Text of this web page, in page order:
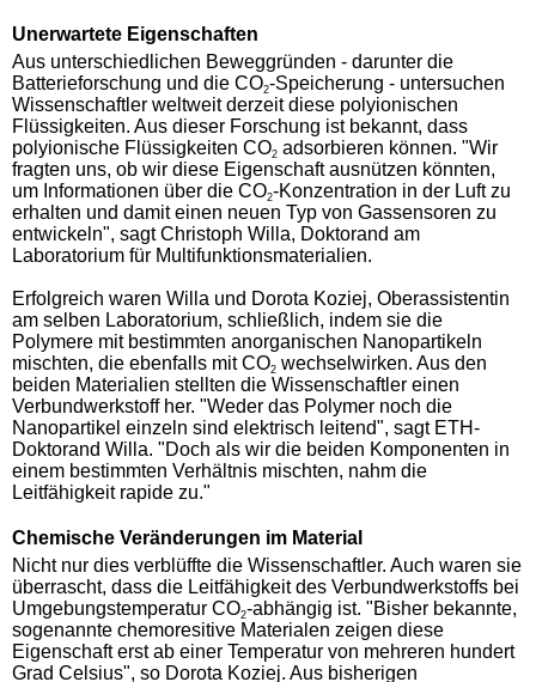
Unerwartete Eigenschaften
Aus unterschiedlichen Beweggründen - darunter die
Batterieforschung und die CO2-Speicherung - untersuchen
Wissenschaftler weltweit derzeit diese polyionischen
Flüssigkeiten. Aus dieser Forschung ist bekannt, dass
polyionische Flüssigkeiten CO2 adsorbieren können. "Wir
fragten uns, ob wir diese Eigenschaft ausnützen könnten,
um Informationen über die CO2-Konzentration in der Luft zu
erhalten und damit einen neuen Typ von Gassensoren zu
entwickeln", sagt Christoph Willa, Doktorand am
Laboratorium für Multifunktionsmaterialien.
Erfolgreich waren Willa und Dorota Koziej, Oberassistentin
am selben Laboratorium, schließlich, indem sie die
Polymere mit bestimmten anorganischen Nanopartikeln
mischten, die ebenfalls mit CO2 wechselwirken. Aus den
beiden Materialien stellten die Wissenschaftler einen
Verbundwerkstoff her. "Weder das Polymer noch die
Nanopartikel einzeln sind elektrisch leitend", sagt ETH-
Doktorand Willa. "Doch als wir die beiden Komponenten in
einem bestimmten Verhältnis mischten, nahm die
Leitfähigkeit rapide zu."
Chemische Veränderungen im Material
Nicht nur dies verblüffte die Wissenschaftler. Auch waren sie
überrascht, dass die Leitfähigkeit des Verbundwerkstoffs bei
Umgebungstemperatur CO2-abhängig ist. "Bisher bekannte,
sogenannte chemoresitive Materialen zeigen diese
Eigenschaft erst ab einer Temperatur von mehreren hundert
Grad Celsius", so Dorota Koziej. Aus bisherigen